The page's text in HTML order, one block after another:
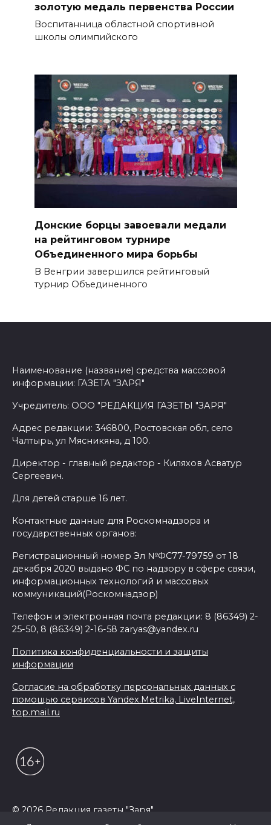
золотую медаль первенства России
Воспитанница областной спортивной
школы олимпийского
Донские борцы завоевали медали
на рейтинговом турнире
Объединенного мира борьбы
В Венгрии завершился рейтинговый
турнир Объединенного
Наименование (название) средства массовой
информации: ГАЗЕТА "ЗАРЯ"
Учредитель: ООО "РЕДАКЦИЯ ГАЗЕТЫ "ЗАРЯ"
Адрес редакции: 346800, Ростовская обл, село
Чалтырь, ул Мясникяна, д 100.
Директор - главный редактор - Киляхов Асватур
Сергеевич.
Для детей старше 16 лет.
Контактные данные для Роскомнадзора и
государственных органов:
Регистрационный номер Эл №ФС77-79759 от 18
декабря 2020 выдано ФС по надзору в сфере связи,
информационных технологий и массовых
коммуникаций(Роскомнадзор)
Телефон и электронная почта редакции: 8 (86349) 2-
25-50, 8 (86349) 2-16-58 zaryas@yandex.ru
Политика конфиденциальности и защиты
информации
Согласие на обработку персональных данных с
помощью сервисов Yandex.Metrika, LiveInternet,
top.mail.ru
© 2026 Редакция газеты "Заря"